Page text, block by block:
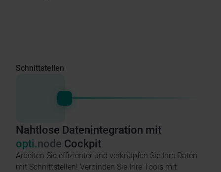
Schnittstellen
Nahtlose Datenintegration mit
opti.node Cockpit
Arbeiten Sie effizienter und verknüpfen Sie Ihre Daten
mit Schnittstellen! Verbinden Sie Ihre Tools mit